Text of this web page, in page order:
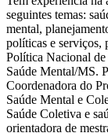
seguintes temas:
mental,
políticas e serviços,
Política Nacional
Saúde Mental/MS.
Coordenadora do
Saúde Mental e
Saúde Coletiva e
orientadora de